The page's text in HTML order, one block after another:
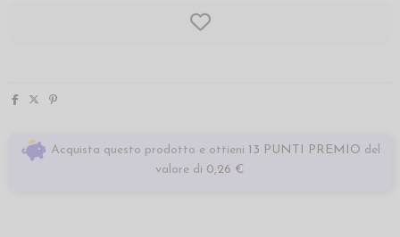
Acquista questo prodotto e ottieni 13 PUNTI PREMIO del
valore di 0,26 €